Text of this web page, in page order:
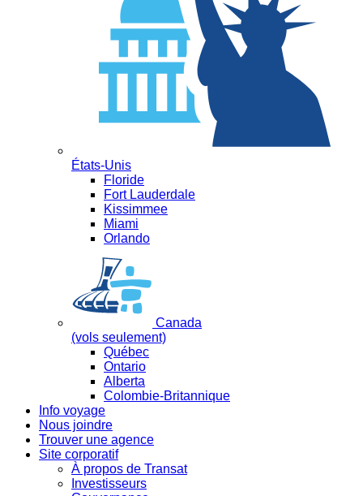
États-Unis
Floride
Fort Lauderdale
Kissimmee
Miami
Orlando
Canada
(vols seulement)
Québec
Ontario
Alberta
Colombie-Britannique
Info voyage
Nous joindre
Trouver une agence
Site corporatif
À propos de Transat
Investisseurs